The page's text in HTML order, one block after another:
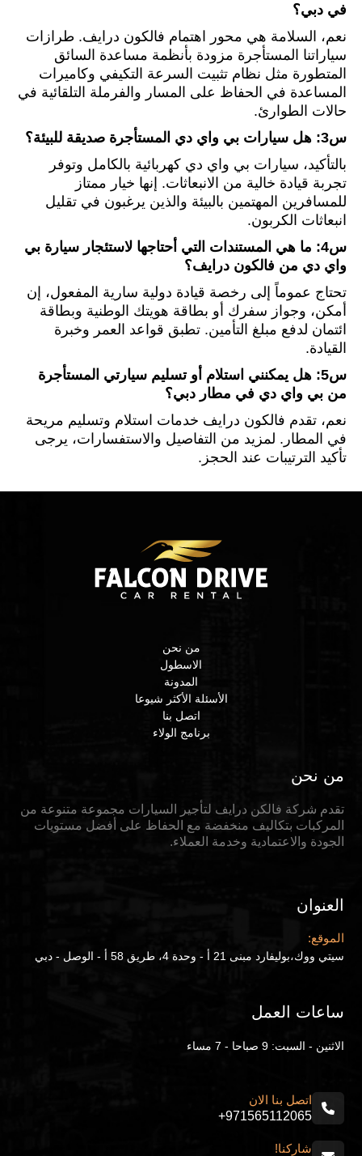
في دبي؟
نعم، السلامة هي محور اهتمام فالكون درايف. طرازات
سياراتنا المستأجرة مزودة بأنظمة مساعدة السائق
المتطورة مثل نظام تثبيت السرعة التكيفي وكاميرات
المساعدة في الحفاظ على المسار والفرملة التلقائية في
حالات الطوارئ.
س3: هل سيارات بي واي دي المستأجرة صديقة للبيئة؟
بالتأكيد، سيارات بي واي دي كهربائية بالكامل وتوفر
تجربة قيادة خالية من الانبعاثات. إنها خيار ممتاز
للمسافرين المهتمين بالبيئة والذين يرغبون في تقليل
انبعاثات الكربون.
س4: ما هي المستندات التي أحتاجها لاستئجار سيارة بي
واي دي من فالكون درايف؟
تحتاج عموماً إلى رخصة قيادة دولية سارية المفعول، إن
أمكن، وجواز سفرك أو بطاقة هويتك الوطنية وبطاقة
ائتمان لدفع مبلغ التأمين. تطبق قواعد العمر وخبرة
القيادة.
س5: هل يمكنني استلام أو تسليم سيارتي المستأجرة
من بي واي دي في مطار دبي؟
نعم، تقدم فالكون درايف خدمات استلام وتسليم مريحة
في المطار. لمزيد من التفاصيل والاستفسارات، يرجى
تأكيد الترتيبات عند الحجز.
من نحن
الاسطول
المدونة
الأسئلة الأكثر شيوعا
اتصل بنا
برنامج الولاء
من نحن
تقدم شركة فالكن درايف لتأجير السيارات مجموعة متنوعة من
المركبات بتكاليف منخفضة مع الحفاظ على أفضل مستويات
الجودة والاعتمادية وخدمة العملاء.
العنوان
الموقع:
سيتي ووك،بوليفارد مبنى 21 أ - وحدة 4، طريق 58 أ - الوصل - دبي
ساعات العمل
الاثنين - السبت: 9 صباحا - 7 مساء
اتصل بنا الان
+971565112065
شاركنا!